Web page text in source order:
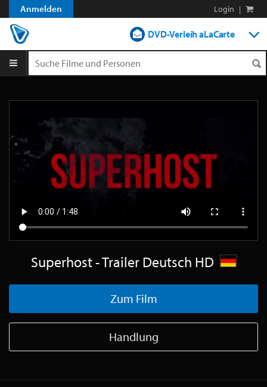
Anmelden Login |
DVD-Verleih aLaCarte
Superhost - Trailer Deutsch HD
Zum Film
Handlung